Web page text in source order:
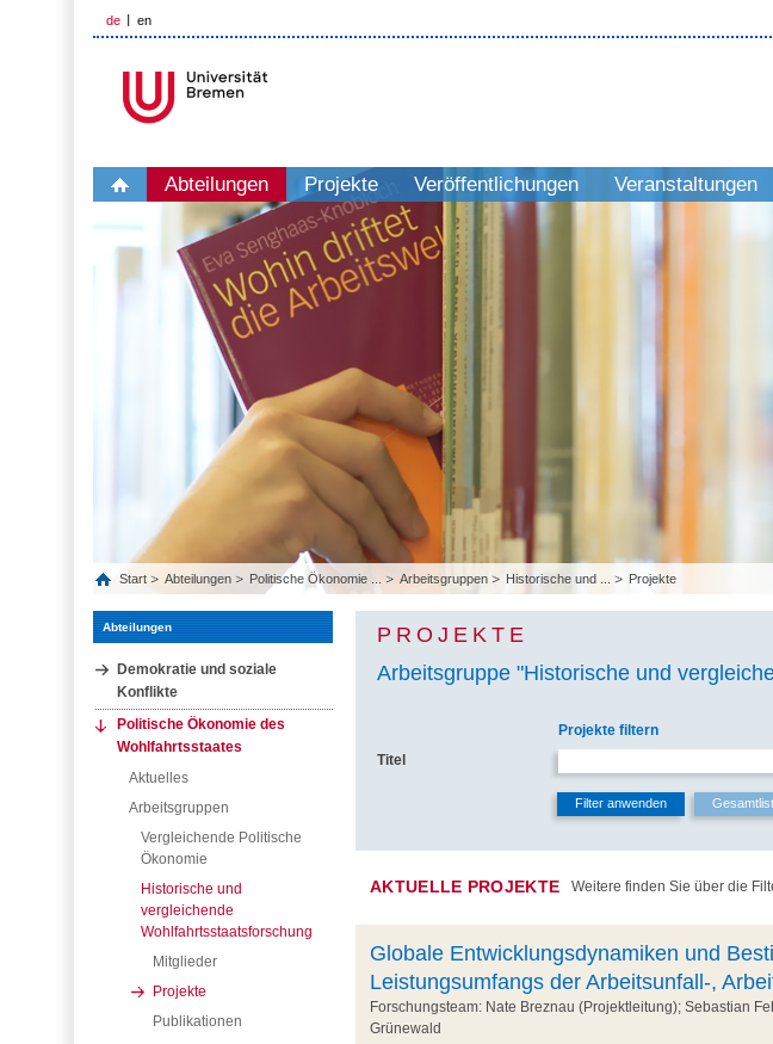
de en
Abteilungen Projekte Veröffentlichungen Veranstaltungen
Start Abteilungen Politische Ökonomie ... Arbeitsgruppen Historische und ... Projekte
Abteilungen
Demokratie und soziale
Konflikte
Politische Ökonomie des
Wohlfahrtsstaates
Aktuelles
Arbeitsgruppen
Vergleichende Politische
Ökonomie
Historische und
vergleichende
Wohlfahrtsstaatsforschung
Mitglieder
Projekte
Publikationen
PROJEKTE
Arbeitsgruppe "Historische und
Projekte filtern
Titel
AKTUELLE PROJEKTE Weitere finden Sie über die
Globale Entwicklungsdynamiken und
Leistungsumfangs der Arbeitsunfall-,
Forschungsteam: Nate Breznau (Projektleitung); Sebastian
Grünewald